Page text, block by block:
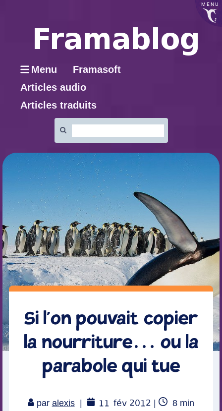
MENU
Menu
Framasoft
Articles audio
Articles traduits
:
Si l’on pouvait copier
la nourriture… ou la
parabole qui tue
par alexis 11 fév 2012 |
Temps
8 min